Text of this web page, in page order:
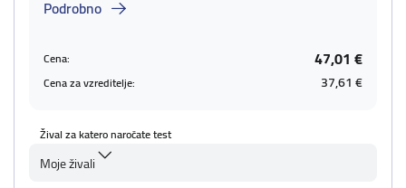
Podrobno
Cena: 47,01 €
Cena za vzreditelje: 37,61 €
Žival za katero naročate test
Moje živali